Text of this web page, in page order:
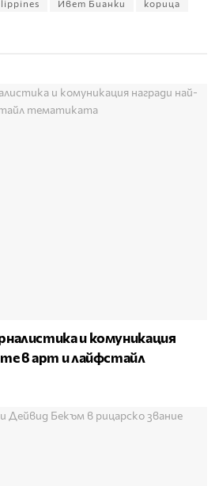
Ивет Бианки корица
и комуникация
в арт и лайфстайл